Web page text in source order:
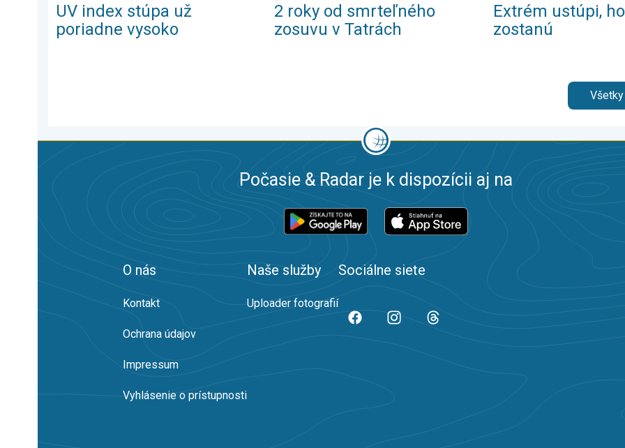
UV index stúpa už
poriadne vysoko
2 roky od smrteľného
zosuvu v Tatrách
Extrém ustúpi,
zostanú
Počasie & Radar je k dispozícii aj na
O nás
Kontakt
Ochrana údajov
Impressum
Vyhlásenie o prístupnosti
Naše služby
Uploader fotografií
Sociálne siete